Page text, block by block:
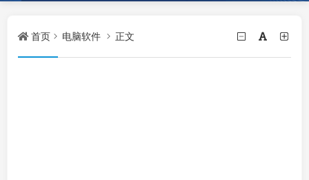
首页 电脑软件 正文